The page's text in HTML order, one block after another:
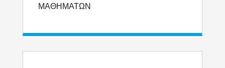
ΜΑΘΗΜΑΤΩΝ